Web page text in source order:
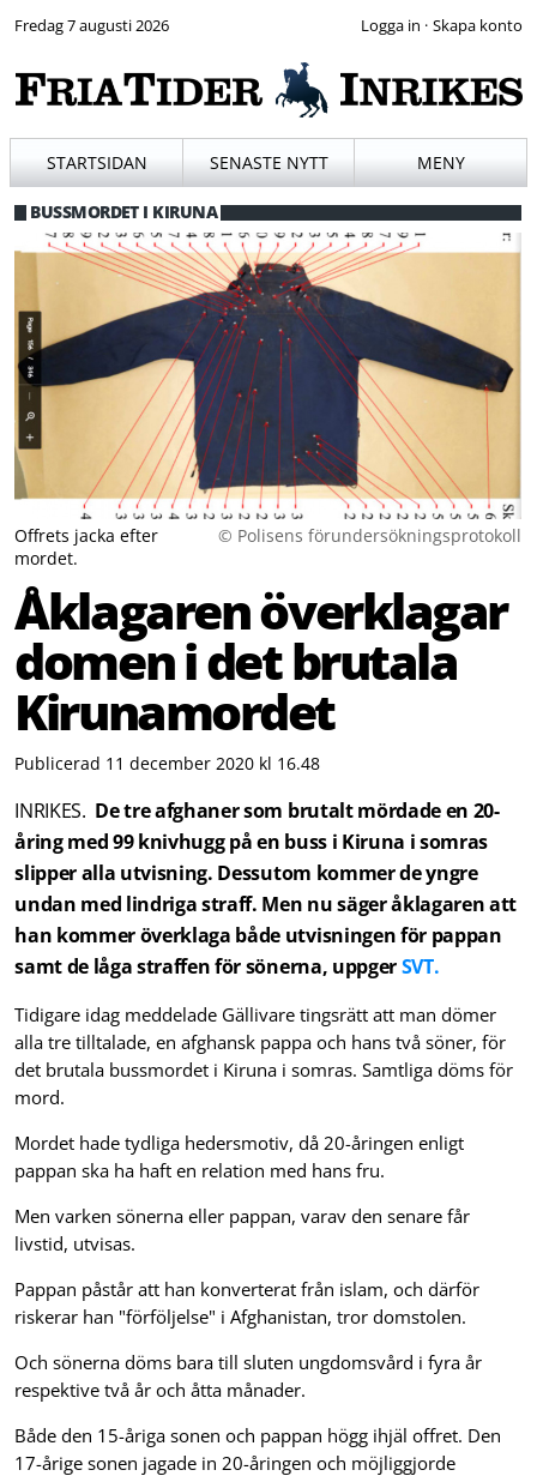
Fredag 7 augusti 2026 ·
STARTSIDAN SENASTE NYTT MENY
BUSSMORDET I KIRUNA
© Polisens förundersökningsprotokoll
Offrets jacka efter
mordet.
Åklagaren överklagar
domen i det brutala
Kirunamordet
Publicerad 11 december 2020 kl 16.48
INRIKES. De tre afghaner som brutalt mördade en 20-
åring med 99 knivhugg på en buss i Kiruna i somras
slipper alla utvisning. Dessutom kommer de yngre
undan med lindriga straff. Men nu säger åklagaren att
han kommer överklaga både utvisningen för pappan
samt de låga straffen för sönerna, uppgerSVT.
Tidigare idag meddelade Gällivare tingsrätt att man dömer
alla tre tilltalade, en afghansk pappa och hans två söner, för
det brutala bussmordet i Kiruna i somras. Samtliga döms för
mord.
Mordet hade tydliga hedersmotiv, då 20-åringen enligt
pappan ska ha haft en relation med hans fru.
Men varken sönerna eller pappan, varav den senare får
livstid, utvisas.
Pappan påstår att han konverterat från islam, och därför
riskerar han "förföljelse" i Afghanistan, tror domstolen.
Och sönerna döms bara till sluten ungdomsvård i fyra år
respektive två år och åtta månader.
Både den 15-åriga sonen och pappan högg ihjäl offret. Den
17-årige sonen jagade in 20-åringen och möjliggjorde